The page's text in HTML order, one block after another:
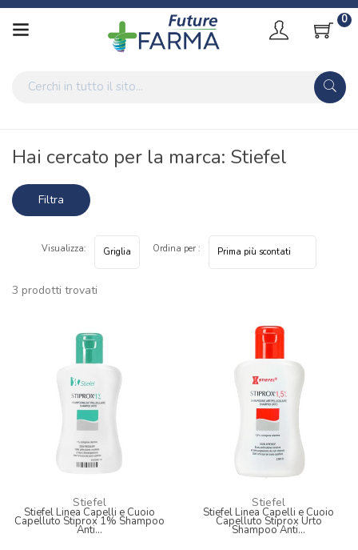
0
Home Marche parafarmaci Stiefel
Hai cercato per la marca: Stiefel
Filtra
3 prodotti trovati
Visualizza: Ordina per :
Stiefel
Stiefel Linea Capelli e Cuoio
Capelluto Stiprox 1% Shampoo
Anti...
Stiefel
Stiefel Linea Capelli e Cuoio
Capelluto Stiprox Urto
Shampoo Anti...